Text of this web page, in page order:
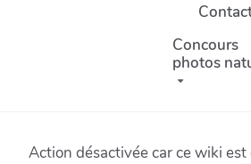
Concours
photos
Action désactivée car ce wiki est